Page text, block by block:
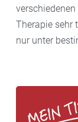
Therapie sehr
nur unter